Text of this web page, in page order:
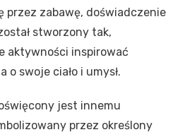
przez zabawę, doświadczenie
stworzony tak,
aktywności inspirować
o swoje ciało i umysł.
jest innemu
przez określony